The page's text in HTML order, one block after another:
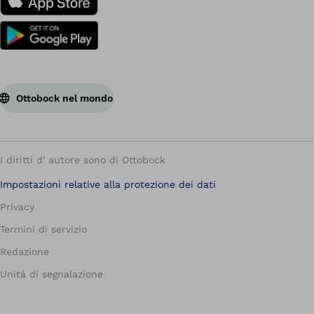
Ottobock nel mondo
I diritti d' autore sono di Ottobock
Impostazioni relative alla protezione dei dati
Privacy
Termini di servizio
Redazione
Unità di segnalazione